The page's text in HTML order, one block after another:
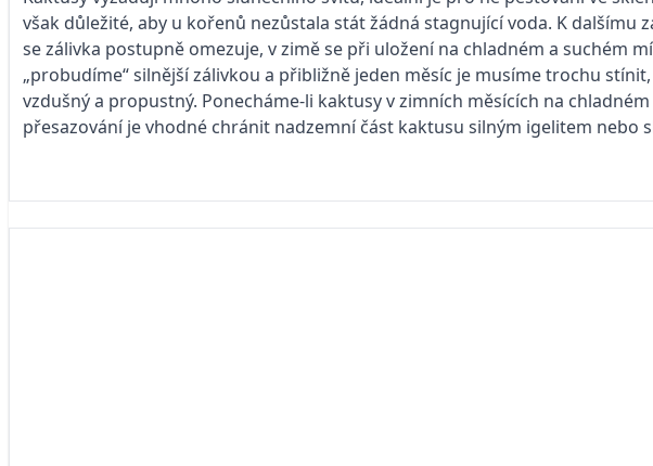
však důležité, aby u kořenů nezůstala stát žádná stagnující voda. K
se zálivka postupně omezuje, v zimě se při uložení na chladném a suchém
„probudíme“ silnější zálivkou a přibližně jeden měsíc je musíme trochu
vzdušný a propustný. Ponecháme-li kaktusy v zimních měsících na
přesazování je vhodné chránit nadzemní část kaktusu silným igelitem nebo